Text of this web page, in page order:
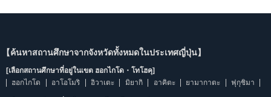
【ค้นหาสถานศึกษาจากจังหวัดทั้งหมดในประเทศญี่ปุ่น】
[เลือกสถานศึกษาที่อยู่ในเขต ฮอกไกโด・โทโฮคุ]
ฮอกไกโด
อาโอโมริ อิวาเตะ มิยากิ อาคิตะ ยามากาตะ ฟุกุชิมา